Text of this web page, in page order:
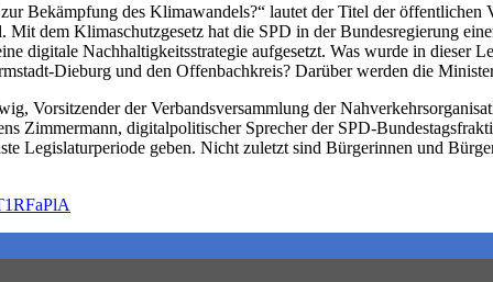
Bekämpfung des Klimawandels?“ lautet der Titel der
dem Klimaschutzgesetz hat die SPD in der Bundesregierung
digitale Nachhaltigkeitsstrategie aufgesetzt. Was wurde in dieser
Dieburg und den Offenbachkreis? Darüber werden die
Vorsitzender der Verbandsversammlung der
Zimmermann, digitalpolitischer Sprecher der SPD-
Legislaturperiode geben. Nicht zuletzt sind Bürgerinnen und